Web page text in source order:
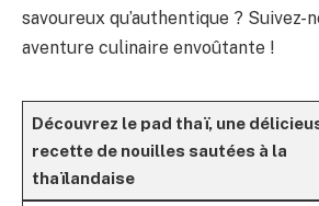
savoureux qu’authentique ? Suivez-
aventure culinaire envoûtante !
Découvrez le pad thaï, une
recette de nouilles sautées à la
thaïlandaise